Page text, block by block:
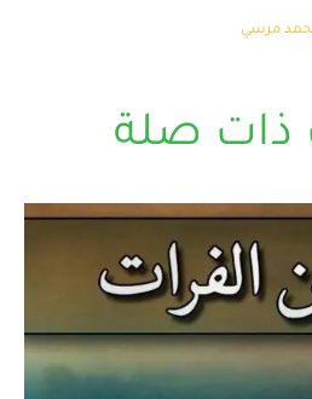
مرسي
صلة